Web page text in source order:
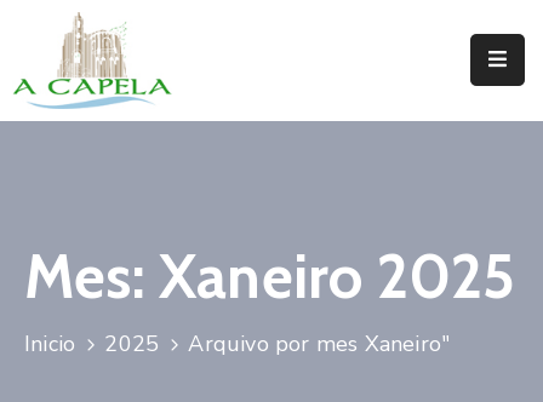
Inicio
Servizos
Mes: Xaneiro 2025
Inicio 2025 Arquivo por mes Xaneiro"